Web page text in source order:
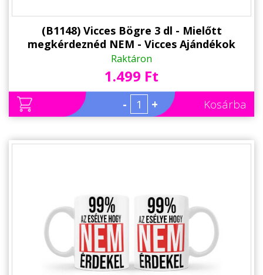
(B1148) Vicces Bögre 3 dl - Mielőtt
megkérdeznéd NEM - Vicces Ajándékok
kollégának, barátnőknek
Raktáron
1.499 Ft
- + Kosárba